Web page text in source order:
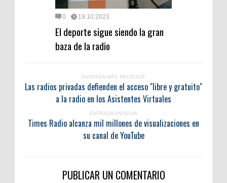
0 19.10.2023
El deporte sigue siendo la gran
baza de la radio
ENTRADA MÁS RECIENTE
Las radios privadas defienden el acceso "libre y gratuito"
a la radio en los Asistentes Virtuales
ENTRADA ANTIGUA
Times Radio alcanza mil millones de visualizaciones en
su canal de YouTube
PUBLICAR UN COMENTARIO